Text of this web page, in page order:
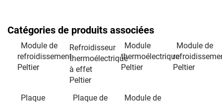
Catégories de produits associées
Module de
refroidissement
Peltier
Refroidisseur
thermoélectrique
à effet
Peltier
Module
thermoélectrique
Peltier
Module de
Peltier
Plaque
Plaque de
Module de